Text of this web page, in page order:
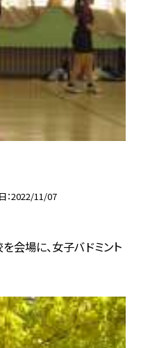
2022/11/07
会場に、女子バドミント